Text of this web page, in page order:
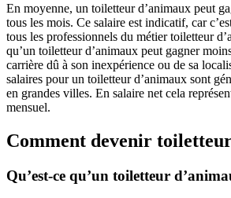
En moyenne, un toiletteur d’animaux peut
tous les mois. Ce salaire est indicatif, car
tous les professionnels du métier toiletteur
qu’un toiletteur d’animaux peut gagner
carrière dû à son inexpérience ou de sa
salaires pour un toiletteur d’animaux sont
en grandes villes. En salaire net cela
mensuel.
Comment devenir
Qu’est-ce qu’un toiletteur